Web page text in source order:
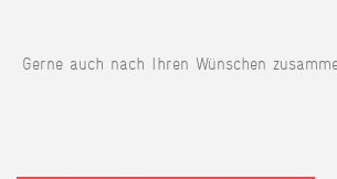
Gerne auch nach Ihren Wünschen